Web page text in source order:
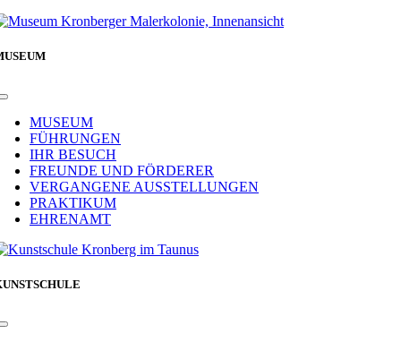
Toggle
NavigationMUSEUM
FÜHRUNGEN
IHR BESUCH
FREUNDE UND FÖRDERER
VERGANGENE AUSSTELLUNGEN
PRAKTIKUM
EHRENAMT
Toggle